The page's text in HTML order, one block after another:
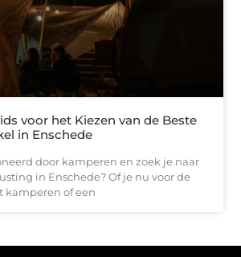
voor het Kiezen van de Beste
in Enschede
door kamperen en zoek je naar
in Enschede? Of je nu voor de
kamperen of een